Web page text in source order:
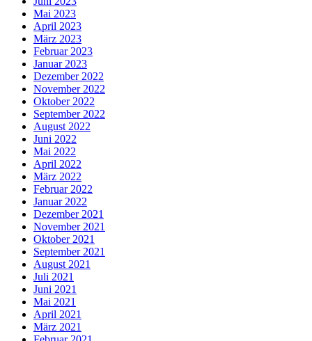
Mai 2023
April 2023
März 2023
Februar 2023
Januar 2023
Dezember 2022
November 2022
Oktober 2022
September 2022
August 2022
Juni 2022
Mai 2022
April 2022
März 2022
Februar 2022
Januar 2022
Dezember 2021
November 2021
Oktober 2021
September 2021
August 2021
Juli 2021
Juni 2021
Mai 2021
April 2021
März 2021